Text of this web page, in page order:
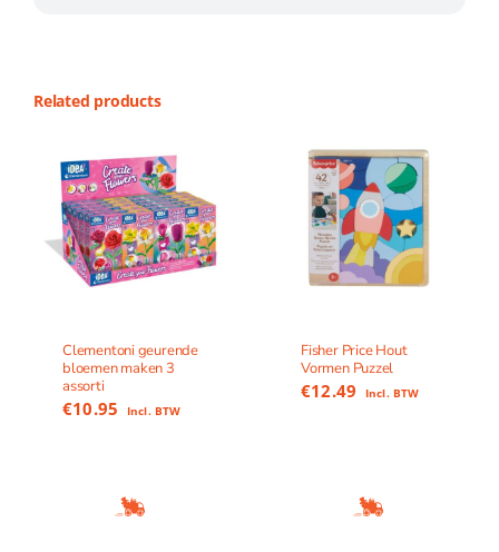
Related products
Clementoni geurende
bloemen maken 3
assorti
€10.95 Incl. BTW
Fisher Price Hout
Vormen Puzzel
€12.49 Incl. BTW